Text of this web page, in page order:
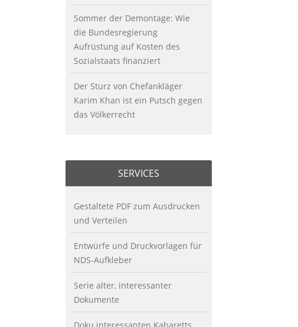
Sommer der Demontage: Wie
die Bundesregierung
Aufrüstung auf Kosten des
Sozialstaats finanziert
Der Sturz von Chefankläger
Karim Khan ist ein Putsch gegen
das Völkerrecht
SERVICES
Gestaltete PDF zum Ausdrucken
und Verteilen
Entwürfe und Druckvorlagen für
NDS-Aufkleber
Serie alter, interessanter
Dokumente